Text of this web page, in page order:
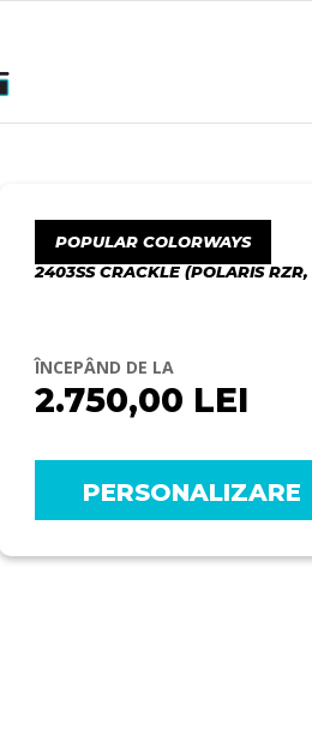
POPULAR COLORWAYS
2403SS CRACKLE (POLARIS
ÎNCEPÂND DE LA
2.750,00 LEI
PERSONALIZARE